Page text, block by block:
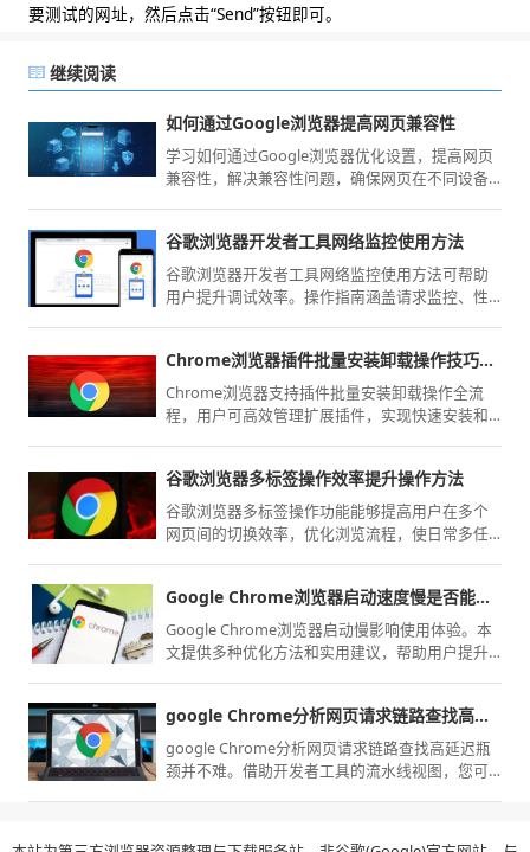
要测试的网址，然后点击“Send”按钮即可。
继续阅读
如何通过Google浏览器提高网页兼容性
学习如何通过Google浏览器优化设置，提高网页
兼容性，解决兼容性问题，确保网页在不同设备
谷歌浏览器开发者工具网络监控使用方法
谷歌浏览器开发者工具网络监控使用方法可帮助
用户提升调试效率。操作指南涵盖请求监控、性
Chrome浏览器插件批量安装卸载操作技巧全流程解析
Chrome浏览器支持插件批量安装卸载操作全流
程，用户可高效管理扩展插件，实现快速安装和
谷歌浏览器多标签操作效率提升操作方法
谷歌浏览器多标签操作功能能够提高用户在多个
网页间的切换效率，优化浏览流程，使日常多任
Google Chrome浏览器启动速度慢是否能彻底解决
Google Chrome浏览器启动慢影响使用体验。本
文提供多种优化方法和实用建议，帮助用户提升
google Chrome分析网页请求链路查找高延迟瓶颈难吗
google Chrome分析网页请求链路查找高延迟瓶
颈并不难。借助开发者工具的流水线视图，您可